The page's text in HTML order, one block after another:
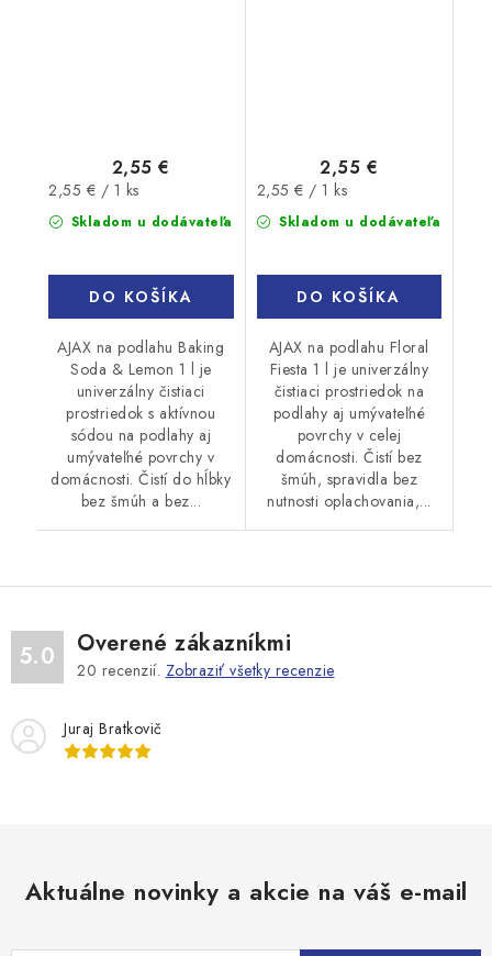
Skladom u dodávateľa
2,55 €
Jednotková
cena:
2,55 € / 1 ks
DO KOŠÍKA
AJAX na podlahu Baking
Soda & Lemon 1 l je
univerzálny čistiaci
prostriedok s aktívnou
sódou na podlahy aj
umývateľné povrchy v
domácnosti. Čistí do hĺbky
bez šmúh a bez...
Skladom u dodávateľa
2,55 €
Jednotková
cena:
2,55 € / 1 ks
DO KOŠÍKA
AJAX na podlahu Floral
Fiesta 1 l je univerzálny
čistiaci prostriedok na
podlahy aj umývateľné
povrchy v celej
domácnosti. Čistí bez
šmúh, spravidla bez
nutnosti oplachovania,...
5.0 Overené zákazníkmi
20 recenzií. Zobraziť všetky recenzie
Juraj Bratkovič
Aktuálne novinky a akcie na váš e-mail